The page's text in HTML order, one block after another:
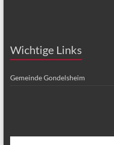
Wichtige Links
Gemeinde Gondelsheim